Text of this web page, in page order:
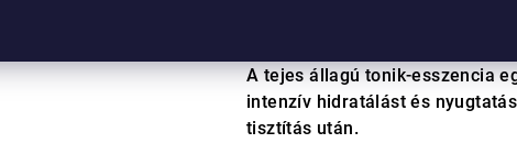
átlagos
értékelése
5-
A tejes állagú tonik-esszencia
intenzív hidratálást és
tisztítás után.